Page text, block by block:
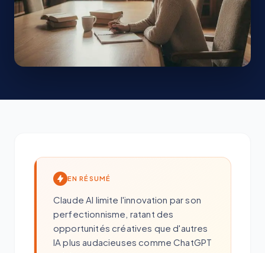
EN RÉSUMÉ
Claude AI limite l'innovation par son
perfectionnisme, ratant des
opportunités créatives que d'autres
IA plus audacieuses comme ChatGPT